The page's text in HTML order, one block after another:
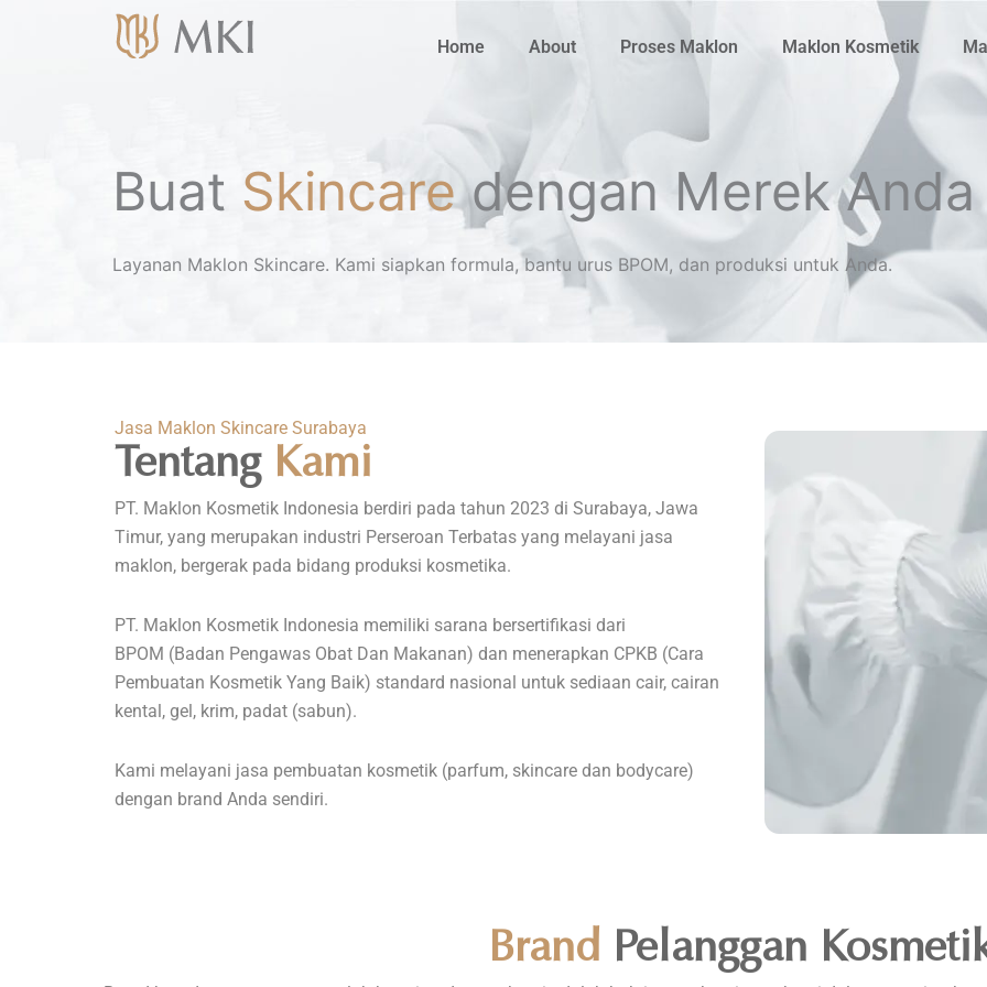
Home About Proses Maklon Maklon Kosmetik
Buat Skincaredengan Merek Anda
Layanan Maklon Skincare. Kami siapkan formula, bantu urus BPOM, dan produksi untuk Anda.
Jasa Maklon Skincare Surabaya
Tentang Kami
PT. Maklon Kosmetik Indonesia berdiri pada tahun 2023 di Surabaya, Jawa
Timur, yang merupakan industri Perseroan Terbatas yang melayani jasa
maklon, bergerak pada bidang produksi kosmetika.
PT. Maklon Kosmetik Indonesia memiliki sarana bersertifikasi dari
BPOM (Badan Pengawas Obat Dan Makanan) dan menerapkan CPKB (Cara
Pembuatan Kosmetik Yang Baik) standard nasional untuk sediaan cair, cairan
kental, gel, krim, padat (sabun).
Kami melayani jasa pembuatan kosmetik (parfum, skincare dan bodycare)
dengan brand Anda sendiri.
Brand Pelanggan